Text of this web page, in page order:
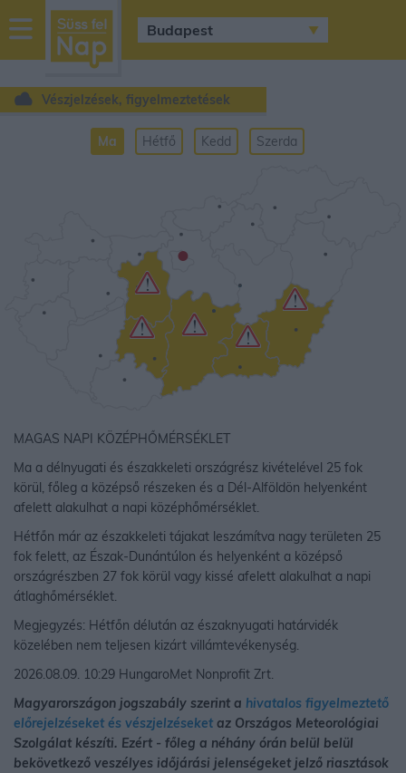
sussfelnap.hu
időjárás
Vészjelzések, figyelmeztetések
Ma Hétfő Kedd Szerda
•
MAGAS NAPI KÖZÉPHŐMÉRSÉKLET
Ma a délnyugati és északkeleti országrész kivételével 25 fok
körül, főleg a középső részeken és a Dél-Alföldön helyenként
afelett alakulhat a napi középhőmérséklet.
Hétfőn már az északkeleti tájakat leszámítva nagy területen 25
fok felett, az Észak-Dunántúlon és helyenként a középső
országrészben 27 fok körül vagy kissé afelett alakulhat a napi
átlaghőmérséklet.
Megjegyzés: Hétfőn délután az északnyugati határvidék
közelében nem teljesen kizárt villámtevékenység.
2026.08.09. 10:29 HungaroMet Nonprofit Zrt.
Magyarországon jogszabály szerint a hivatalos figyelmeztető
előrejelzéseket és vészjelzéseket az Országos Meteorológiai
Szolgálat készíti. Ezért - főleg a néhány órán belül belül
bekövetkező veszélyes időjárási jelenségeket jelző riasztások